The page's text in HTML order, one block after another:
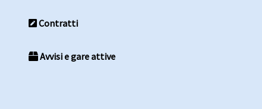
Contratti
Avvisi e gare attive